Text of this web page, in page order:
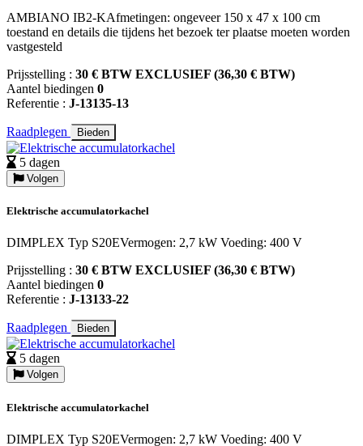
AMBIANO IB2-KAfmetingen: ongeveer 150 x 47 x 100 cm
toestand en details die tijdens het bezoek ter plaatse moeten worden
vastgesteld
Prijsstelling : 30 € BTW EXCLUSIEF (36,30 € BTW)
Aantel biedingen 0
Referentie : J-13135-13
Raadplegen Bieden
5 dagen
Volgen
Elektrische accumulatorkachel
DIMPLEX Typ S20EVermogen: 2,7 kW Voeding: 400 V
Prijsstelling : 30 € BTW EXCLUSIEF (36,30 € BTW)
Aantel biedingen 0
Referentie : J-13133-22
Raadplegen Bieden
5 dagen
Volgen
Elektrische accumulatorkachel
DIMPLEX Typ S20EVermogen: 2,7 kW Voeding: 400 V